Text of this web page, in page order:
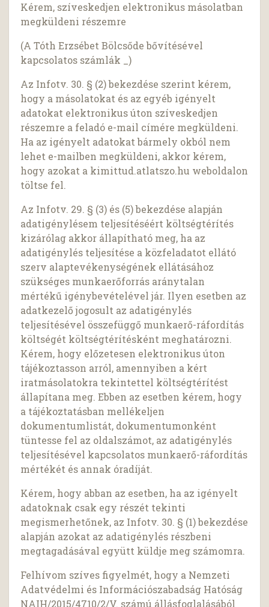
Kérem, szíveskedjen elektronikus másolatban
megküldeni részemre
(A Tóth Erzsébet Bölcsőde bővítésével
kapcsolatos számlák _)
Az Infotv. 30. § (2) bekezdése szerint kérem,
hogy a másolatokat és az egyéb igényelt
adatokat elektronikus úton szíveskedjen
részemre a feladó e-mail címére megküldeni.
Ha az igényelt adatokat bármely okból nem
lehet e-mailben megküldeni, akkor kérem,
hogy azokat a kimittud.atlatszo.hu weboldalon
töltse fel.
Az Infotv. 29. § (3) és (5) bekezdése alapján
adatigénylésem teljesítéséért költségtérítés
kizárólag akkor állapítható meg, ha az
adatigénylés teljesítése a közfeladatot ellátó
szerv alaptevékenységének ellátásához
szükséges munkaerőforrás aránytalan
mértékű igénybevételével jár. Ilyen esetben az
adatkezelő jogosult az adatigénylés
teljesítésével összefüggő munkaerő-ráfordítás
költségét költségtérítésként meghatározni.
Kérem, hogy előzetesen elektronikus úton
tájékoztasson arról, amennyiben a kért
iratmásolatokra tekintettel költségtérítést
állapítana meg. Ebben az esetben kérem, hogy
a tájékoztatásban mellékeljen
dokumentumlistát, dokumentumonként
tüntesse fel az oldalszámot, az adatigénylés
teljesítésével kapcsolatos munkaerő-ráfordítás
mértékét és annak óradíját.
Kérem, hogy abban az esetben, ha az igényelt
adatoknak csak egy részét tekinti
megismerhetőnek, az Infotv. 30. § (1) bekezdése
alapján azokat az adatigénylés részbeni
megtagadásával együtt küldje meg számomra.
Felhívom szíves figyelmét, hogy a Nemzeti
Adatvédelmi és Információszabadság Hatóság
NAIH/2015/4710/2/V. számú állásfoglalásából